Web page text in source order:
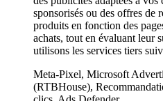
sponsorisés ou des offres de
produits en fonction des
achats, tout en évaluant leur
utilisons les services tiers
Meta-Pixel, Microsoft
(RTBHouse),